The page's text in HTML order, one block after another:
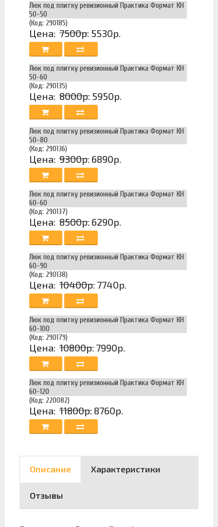
Люк под плитку ревизионный Практика Формат КН
50-50
(Код: 290185)
Цена: 7500р. 5530р.
Люк под плитку ревизионный Практика Формат КН
50-60
(Код: 290135)
Цена: 8000р. 5950р.
Люк под плитку ревизионный Практика Формат КН
50-80
(Код: 290136)
Цена: 9300р. 6890р.
Люк под плитку ревизионный Практика Формат КН
60-60
(Код: 290137)
Цена: 8500р. 6290р.
Люк под плитку ревизионный Практика Формат КН
60-90
(Код: 290138)
Цена: 10400р. 7740р.
Люк под плитку ревизионный Практика Формат КН
60-100
(Код: 290179)
Цена: 10800р. 7990р.
Люк под плитку ревизионный Практика Формат КН
60-120
(Код: 220082)
Цена: 11800р. 8760р.
Описание Характеристики
Отзывы